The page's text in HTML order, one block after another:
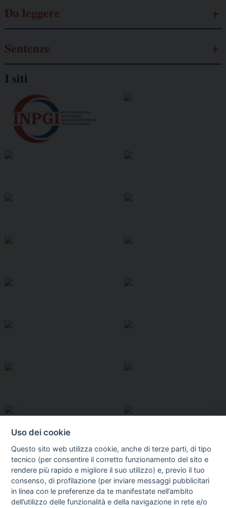
Da leggere
Sentenze
I siti
I libri
Uso dei cookie
Questo sito web utilizza cookie, anche di terze parti, di tipo
tecnico (per consentire il corretto funzionamento del sito e
rendere più rapido e migliore il suo utilizzo) e, previo il tuo
consenso, di profilazione (per inviare messaggi pubblicitari
in linea con le preferenze da te manifestate nell’ambito
dell’utilizzo delle funzionalità e della navigazione in rete e/o